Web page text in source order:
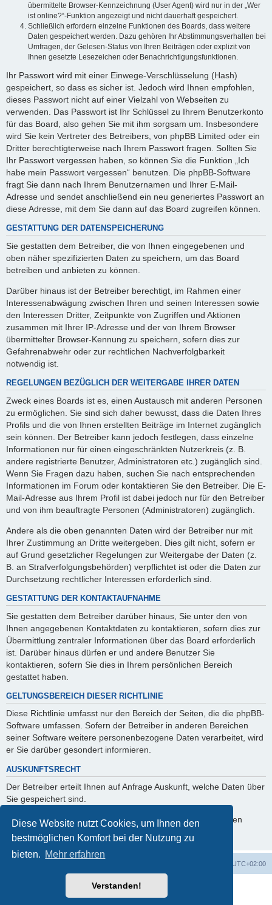
Diese Website nutzt Cookies, um Ihnen den
bestmöglichen Komfort bei der Nutzung zu
bieten. Mehr erfahren
Verstanden!
übermittelte Browser-Kennzeichnung (User Agent) wird nur in der „Wer
ist online?“-Funktion angezeigt und nicht dauerhaft gespeichert.
Schließlich erfordern einzelne Funktionen des Boards, dass weitere
Daten gespeichert werden. Dazu gehören Ihr Abstimmungsverhalten bei
Umfragen, der Gelesen-Status von Ihren Beiträgen oder explizit von
Ihnen gesetzte Lesezeichen oder Benachrichtigungsfunktionen.
Ihr Passwort wird mit einer Einwege-Verschlüsselung (Hash)
gespeichert, so dass es sicher ist. Jedoch wird Ihnen empfohlen,
dieses Passwort nicht auf einer Vielzahl von Webseiten zu
verwenden. Das Passwort ist Ihr Schlüssel zu Ihrem Benutzerkonto
für das Board, also gehen Sie mit ihm sorgsam um. Insbesondere
wird Sie kein Vertreter des Betreibers, von phpBB Limited oder ein
Dritter berechtigterweise nach Ihrem Passwort fragen. Sollten Sie
Ihr Passwort vergessen haben, so können Sie die Funktion „Ich
habe mein Passwort vergessen“ benutzen. Die phpBB-Software
fragt Sie dann nach Ihrem Benutzernamen und Ihrer E-Mail-
Adresse und sendet anschließend ein neu generiertes Passwort an
diese Adresse, mit dem Sie dann auf das Board zugreifen können.
GESTATTUNG DER DATENSPEICHERUNG
Sie gestatten dem Betreiber, die von Ihnen eingegebenen und
oben näher spezifizierten Daten zu speichern, um das Board
betreiben und anbieten zu können.
Darüber hinaus ist der Betreiber berechtigt, im Rahmen einer
Interessenabwägung zwischen Ihren und seinen Interessen sowie
den Interessen Dritter, Zeitpunkte von Zugriffen und Aktionen
zusammen mit Ihrer IP-Adresse und der von Ihrem Browser
übermittelter Browser-Kennung zu speichern, sofern dies zur
Gefahrenabwehr oder zur rechtlichen Nachverfolgbarkeit
notwendig ist.
REGELUNGEN BEZÜGLICH DER WEITERGABE IHRER DATEN
Zweck eines Boards ist es, einen Austausch mit anderen Personen
zu ermöglichen. Sie sind sich daher bewusst, dass die Daten Ihres
Profils und die von Ihnen erstellten Beiträge im Internet zugänglich
sein können. Der Betreiber kann jedoch festlegen, dass einzelne
Informationen nur für einen eingeschränkten Nutzerkreis (z. B.
andere registrierte Benutzer, Administratoren etc.) zugänglich sind.
Wenn Sie Fragen dazu haben, suchen Sie nach entsprechenden
Informationen im Forum oder kontaktieren Sie den Betreiber. Die E-
Mail-Adresse aus Ihrem Profil ist dabei jedoch nur für den Betreiber
und von ihm beauftragte Personen (Administratoren) zugänglich.
Andere als die oben genannten Daten wird der Betreiber nur mit
Ihrer Zustimmung an Dritte weitergeben. Dies gilt nicht, sofern er
auf Grund gesetzlicher Regelungen zur Weitergabe der Daten (z.
B. an Strafverfolgungsbehörden) verpflichtet ist oder die Daten zur
Durchsetzung rechtlicher Interessen erforderlich sind.
GESTATTUNG DER KONTAKTAUFNAHME
Sie gestatten dem Betreiber darüber hinaus, Sie unter den von
Ihnen angegebenen Kontaktdaten zu kontaktieren, sofern dies zur
Übermittlung zentraler Informationen über das Board erforderlich
ist. Darüber hinaus dürfen er und andere Benutzer Sie
kontaktieren, sofern Sie dies in Ihrem persönlichen Bereich
gestattet haben.
GELTUNGSBEREICH DIESER RICHTLINIE
Diese Richtlinie umfasst nur den Bereich der Seiten, die die phpBB-
Software umfassen. Sofern der Betreiber in anderen Bereichen
seiner Software weitere personenbezogene Daten verarbeitet, wird
er Sie darüber gesondert informieren.
AUSKUNFTSRECHT
Der Betreiber erteilt Ihnen auf Anfrage Auskunft, welche Daten über
Sie gespeichert sind.
Sie können jederzeit die Löschung bzw. Sperrung Ihrer Daten
verlangen. Kontaktieren Sie hierzu bitte den Betreiber.
UTC+02:00
Powered byphpBB® Forum Software © phpBB Limited
phpBB.de